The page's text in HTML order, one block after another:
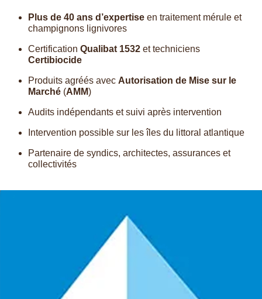
Plus de 40 ans d’expertise en traitement mérule et
champignons lignivores
Certification Qualibat 1532 et techniciens
Certibiocide
Produits agréés avec Autorisation de Mise sur le
Marché (AMM)
Audits indépendants et suivi après intervention
Intervention possible sur les îles du littoral atlantique
Partenaire de syndics, architectes, assurances et
collectivités